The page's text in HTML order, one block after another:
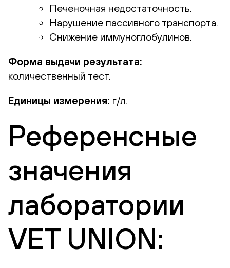
Печеночная недостаточность.
Нарушение пассивного транспорта.
Снижение иммуноглобулинов.
Форма выдачи результата:
количественный тест.
Единицы измерения: г/л.
Референсные
значения
лаборатории
VET UNION: